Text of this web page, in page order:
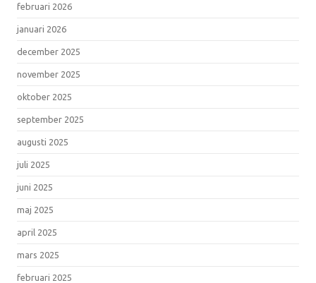
februari 2026
januari 2026
december 2025
november 2025
oktober 2025
september 2025
augusti 2025
juli 2025
juni 2025
maj 2025
april 2025
mars 2025
februari 2025